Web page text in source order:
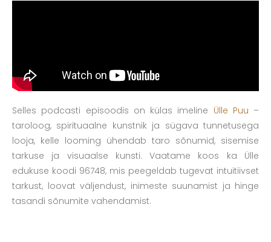
Selles podcasti episoodis on külas imeline Ülle Puu –
taroloog, spirituaalne kunstnik ja sügava tunnetusega
looja, kelle looming ühendab taro sõnumid, sisemise
tarkuse ja visuaalse kunsti. Vaatame koos ka Ülle
edukuse koodi 96748, mis peegeldab tugevat intuitiivset
tarkust, loovat väljendust, inimeste suunamist ja hinge
tasandi sõnumite vahendamist.